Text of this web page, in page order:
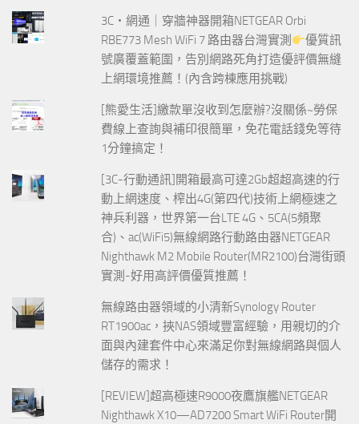
3C‧網通｜穿牆神器開箱NETGEAR Orbi
RBE773 Mesh WiFi 7 路由器台灣實測
優質訊
號廣覆蓋範圍，告別網路死角打造優評價無縫
上網環境推薦！(內含跨棟應用挑戰)
[熊愛生活]繳款單沒收到怎麼辦?沒關係~勞保
費線上查詢與補印很簡單，免花電話錢免等待
1分鐘搞定！
[3C-行動通訊]開箱最高可達2Gb超超高速的行
動上網速度、榨出4G(第四代)技術上網極速之
神兵利器，世界第一台LTE 4G、5CA(5頻聚
合)、ac(WiFi5)無線網路行動路由器NETGEAR
Nighthawk M2 Mobile Router(MR2100)台灣街頭
實測-好用高評價優質推薦！
無線路由器領域的小清新Synology Router
RT1900ac，挾NAS領域豐富經驗，用親切的介
面與內建套件中心來滿足你對無線網路與個人
儲存的需求！
[REVIEW]超高極速R9000夜鷹旗艦NETGEAR
Nighthawk X10—AD7200 Smart WiFi Router開